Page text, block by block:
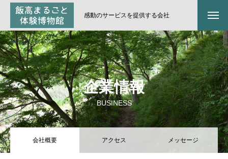
感動のサービスを提供する会社
企業情報
BUSINESS
会社概要 アクセス メッセージ